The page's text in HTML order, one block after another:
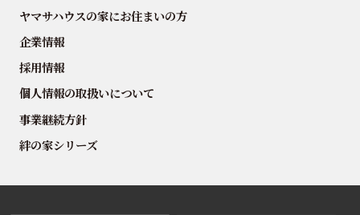
ヤマサハウスの家にお住まいの方
企業情報
採用情報
個人情報の取扱いについて
事業継続方針
絆の家シリーズ